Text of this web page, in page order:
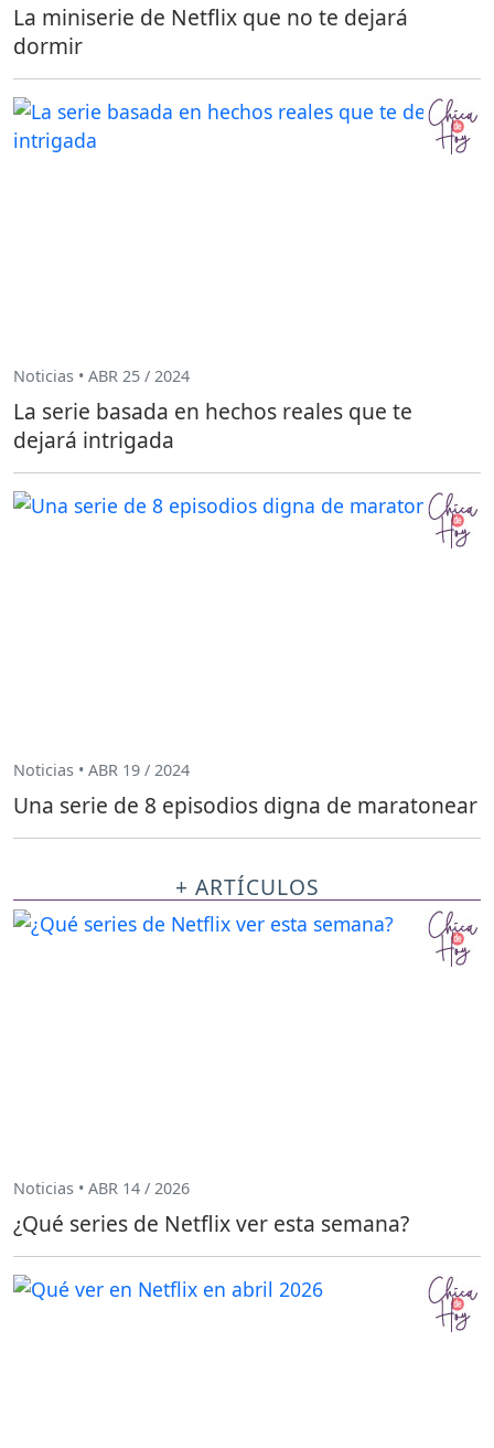
La miniserie de Netflix que no te dejará
dormir
Noticias • ABR 25 / 2024
La serie basada en hechos reales que te
dejará intrigada
Noticias • ABR 19 / 2024
Una serie de 8 episodios digna de maratonear
+ ARTÍCULOS
Noticias • ABR 14 / 2026
¿Qué series de Netflix ver esta semana?